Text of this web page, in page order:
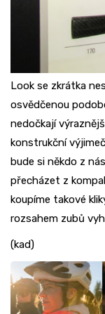
Look se zkrátka
osvědčenou
nedočkají
konstrukční
bude si někdo z
přecházet z
koupíme takové
rozsahem zubů
(kad)